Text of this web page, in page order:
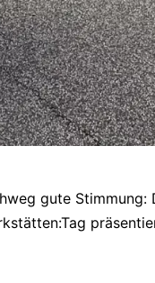
gute